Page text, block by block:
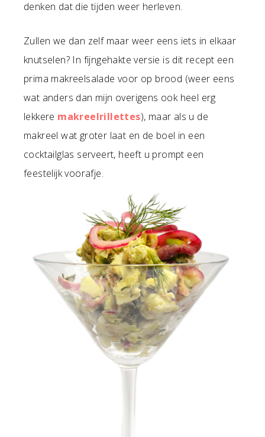
denken dat die tijden weer herleven.
Zullen we dan zelf maar weer eens iets in elkaar
knutselen? In fijngehakte versie is dit recept een
prima makreelsalade voor op brood (weer eens
wat anders dan mijn overigens ook heel erg
lekkere makreelrillettes), maar als u de
makreel wat groter laat en de boel in een
cocktailglas serveert, heeft u prompt een
feestelijk voorafje.